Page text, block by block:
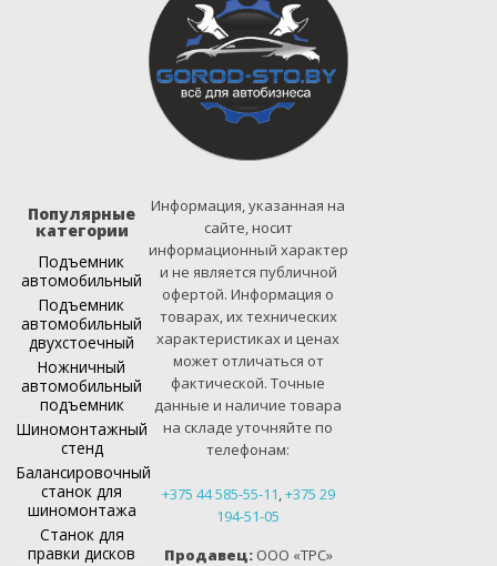
Популярные
категории
Подъемник
автомобильный
Подъемник
автомобильный
двухстоечный
Ножничный
автомобильный
подъемник
Шиномонтажный
стенд
Балансировочный
станок для
шиномонтажа
Станок для
правки дисков
Информация, указанная на
сайте, носит
информационный характер
и не является публичной
офертой. Информация о
товарах, их технических
характеристиках и ценах
может отличаться от
фактической. Точные
данные и наличие товара
на складе уточняйте по
телефонам:
+375 44 585-55-11,+375 29
194-51-05
Продавец:ООО «ТРС»